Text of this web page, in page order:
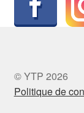
© YTP 2026
Politique de